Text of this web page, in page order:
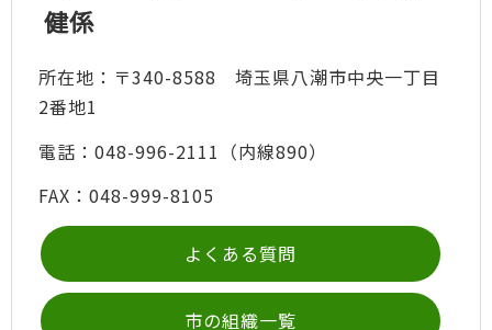
健係
所在地：〒340-8588 埼玉県八潮市中央一丁目
2番地1
電話：048-996-2111（内線890）
FAX：048-999-8105
よくある質問
市の組織一覧